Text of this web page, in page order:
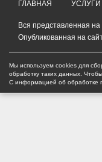
ГЛАВНАЯ УСЛУГИ
Вся представленная
Опубликованная на
Мы используем cookies для
обработку таких данных.
С информацией об обработке